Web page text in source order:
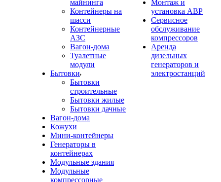
майнинга
Контейнеры на
шасси
Контейнерные
АЗС
Вагон-дома
Туалетные
модули
Бытовки
Бытовки
строительные
Бытовки жилые
Бытовки дачные
Вагон-дома
Кожухи
Мини-контейнеры
Генераторы в
контейнерах
Модульные здания
Модульные
компрессорные
Монтаж и
установка АВР
Сервисное
обслуживание
компрессоров
Аренда
дизельных
генераторов и
электростанций